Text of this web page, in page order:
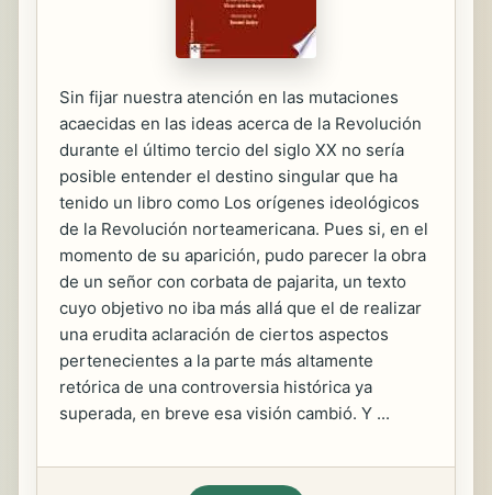
Sin fijar nuestra atención en las mutaciones
acaecidas en las ideas acerca de la Revolución
durante el último tercio del siglo XX no sería
posible entender el destino singular que ha
tenido un libro como Los orígenes ideológicos
de la Revolución norteamericana. Pues si, en el
momento de su aparición, pudo parecer la obra
de un señor con corbata de pajarita, un texto
cuyo objetivo no iba más allá que el de realizar
una erudita aclaración de ciertos aspectos
pertenecientes a la parte más altamente
retórica de una controversia histórica ya
superada, en breve esa visión cambió. Y ...